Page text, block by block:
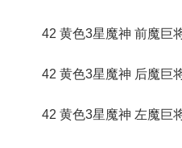
42 黄色3星魔神 前魔巨
42 黄色3星魔神 后魔巨
42 黄色3星魔神 左魔巨